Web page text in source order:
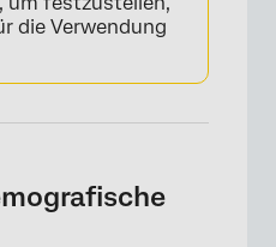
×
die Verwendung